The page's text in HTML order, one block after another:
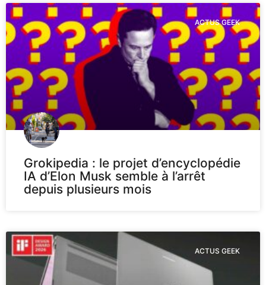
ACTUS GEEK
Grokipedia : le projet d’encyclopédie
IA d’Elon Musk semble à l’arrêt
depuis plusieurs mois
ACTUS GEEK